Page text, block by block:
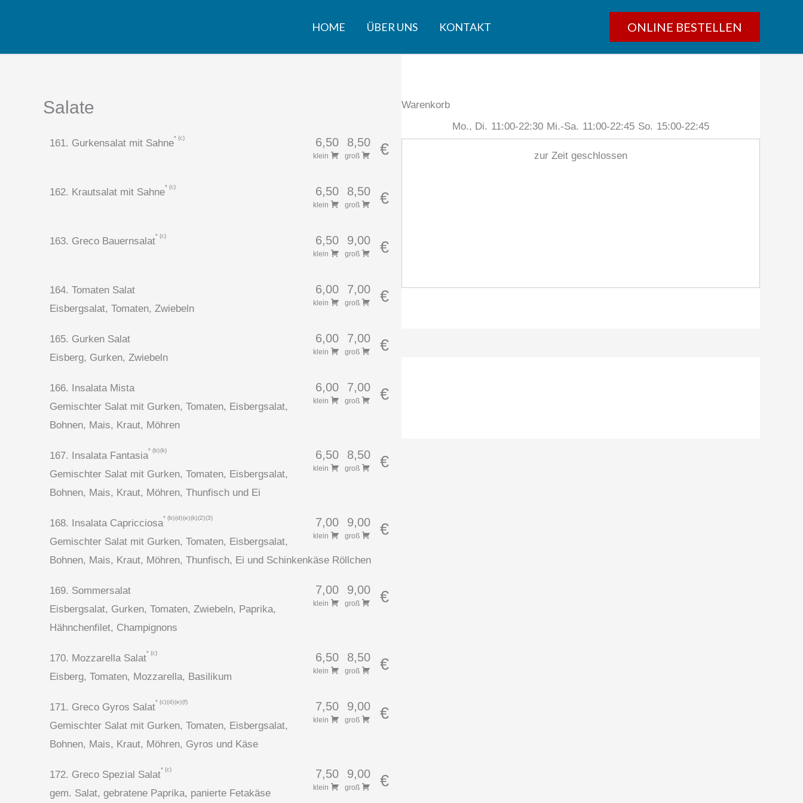
HOME ÜBER UNS KONTAKT ONLINE BESTELLEN
Salate
161. Gurkensalat mit Sahne
c 6,50
klein
8,50
groß €
162. Krautsalat mit Sahne
c 6,50
klein
8,50
groß €
163. Greco Bauernsalat
c 6,50
klein
9,00
groß €
164. Tomaten Salat 6,00
klein
7,00
groß €
Eisbergsalat, Tomaten, Zwiebeln
165. Gurken Salat 6,00
klein
7,00
groß €
Eisberg, Gurken, Zwiebeln
166. Insalata Mista 6,00
klein
7,00
groß €
Gemischter Salat mit Gurken, Tomaten, Eisbergsalat,
Bohnen, Mais, Kraut, Möhren
167. Insalata Fantasia
b k 6,50
klein
8,50
groß €
Gemischter Salat mit Gurken, Tomaten, Eisbergsalat,
Bohnen, Mais, Kraut, Möhren, Thunfisch und Ei
168. Insalata Capricciosa
b d e k 2 3 7,00
klein
9,00
groß €
Gemischter Salat mit Gurken, Tomaten, Eisbergsalat,
Bohnen, Mais, Kraut, Möhren, Thunfisch, Ei und Schinkenkäse Röllchen
169. Sommersalat 7,00
klein
9,00
groß €
Eisbergsalat, Gurken, Tomaten, Zwiebeln, Paprika,
Hähnchenfilet, Champignons
170. Mozzarella Salat
c 6,50
klein
8,50
groß €
Eisberg, Tomaten, Mozzarella, Basilikum
171. Greco Gyros Salat
c d e f 7,50
klein
9,00
groß €
Gemischter Salat mit Gurken, Tomaten, Eisbergsalat,
Bohnen, Mais, Kraut, Möhren, Gyros und Käse
172. Greco Spezial Salat
c 7,50
klein
9,00
groß €
gem. Salat, gebratene Paprika, panierte Fetakäse
Warenkorb
Mo., Di. 11:00-22:30 Mi.-Sa. 11:00-22:45 So. 15:00-22:45
zur Zeit geschlossen